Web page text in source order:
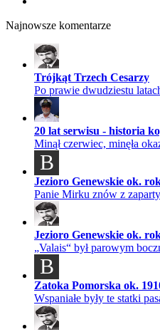
Najnowsze komentarze
Trójkąt Trzech Cesarzy
Po prawie dwudziestu
20 lat serwisu - historia
Minął czerwiec, minęła
B
Jezioro Genewskie ok.
Panie Mirku znów z
Jezioro Genewskie ok.
„Valais“ był parowym
B
Zatoka Pomorska ok.
Wspaniałe były te statki